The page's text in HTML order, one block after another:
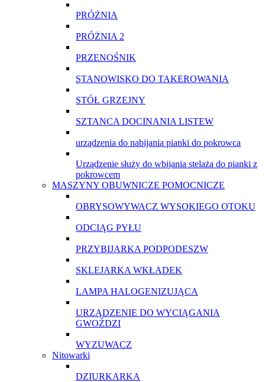
PRÓŻNIA
PRÓŻNIA 2
PRZENOŚNIK
STANOWISKO DO TAKEROWANIA
STÓŁ GRZEJNY
SZTANCA DOCINANIA LISTEW
urządzenia do nabijania pianki do pokrowca
Urządzenie służy do wbijania stelaża do pianki z
pokrowcem
MASZYNY OBUWNICZE POMOCNICZE
OBRYSOWYWACZ WYSOKIEGO OTOKU
ODCIĄG PYŁU
PRZYBIJARKA PODPODESZW
SKLEJARKA WKŁADEK
LAMPA HALOGENIZUJĄCA
URZĄDZENIE DO WYCIĄGANIA
GWOŹDZI
WYZUWACZ
Nitowarki
DZIURKARKA